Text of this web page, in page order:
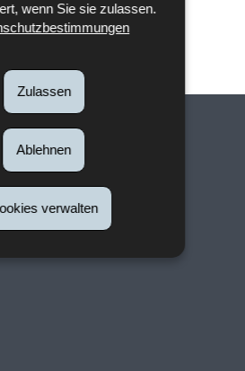
wenn Sie sie zulassen.
Zulassen
Ablehnen
verwalten
am14/12/2022
Arbeitsplatz